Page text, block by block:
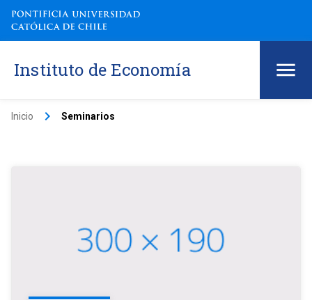
Instituto de Economía
Inicio keyboard_arrow_right Seminarios